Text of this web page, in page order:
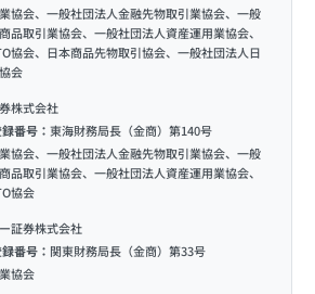
協会、一般社団法人金融先物取引業協会、一般
品取引業協会、一般社団法人資産運用業協会、
協会、日本商品先物取引協会、一般社団法人日
会
株式会社
番号： 東海財務局長（金商）第140号
協会、一般社団法人金融先物取引業協会、一般
品取引業協会、一般社団法人資産運用業協会、
協会
証券株式会社
番号： 関東財務局長（金商）第33号
協会